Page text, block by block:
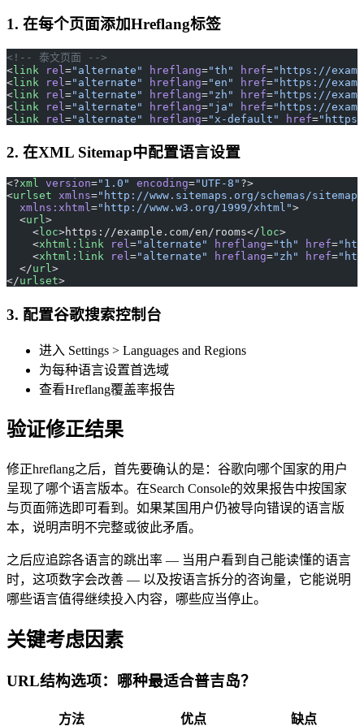
1. 在每个页面添加Hreflang标签
<!-- 泰文页面 -->
<link rel ="alternate" hreflang="th" href="https://
<link rel ="alternate" hreflang="en" href="https://
<link rel ="alternate" hreflang="zh" href="https://
<link rel ="alternate" hreflang="ja" href="https://
<link rel ="alternate" hreflang="x-default" href=
2. 在XML Sitemap中配置语言设置
<?xml version="1.0" encoding="UTF-8" ?>
<urlset xmlns="http://www.sitemaps.org/schemas/
  xmlns:xhtml
="http://www.w3.org/1999/xhtml">
  <
url>
    <
loc>https://example.com/en/rooms</ loc>
    <
xhtml:link rel="alternate" hreflang="th" href=
    <
xhtml:link rel="alternate" hreflang="zh" href=
  </
url>
</urlset>
3. 配置谷歌搜索控制台
进入 Settings > Languages and Regions
为每种语言设置首选域
查看Hreflang覆盖率报告
验证修正结果
修正hreflang之后，首先要确认的是：谷歌向哪个国家的用户
呈现了哪个语言版本。在Search Console的效果报告中按国家
与页面筛选即可看到。如果某国用户仍被导向错误的语言版
本，说明声明不完整或彼此矛盾。
之后应追踪各语言的跳出率 — 当用户看到自己能读懂的语言
时，这项数字会改善 — 以及按语言拆分的咨询量，它能说明
哪些语言值得继续投入内容，哪些应当停止。
关键考虑因素
URL结构选项：哪种最适合普吉岛？
方法 优点 缺点